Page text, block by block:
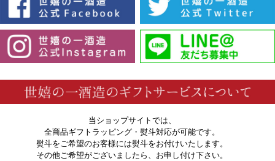
当ショップサイトでは、
全商品ギフトラッピング・熨斗対応が可能です。
熨斗をご希望のお客様には熨斗をお付けいたします。
その他ご希望がございましたら、お申し付け下さい。